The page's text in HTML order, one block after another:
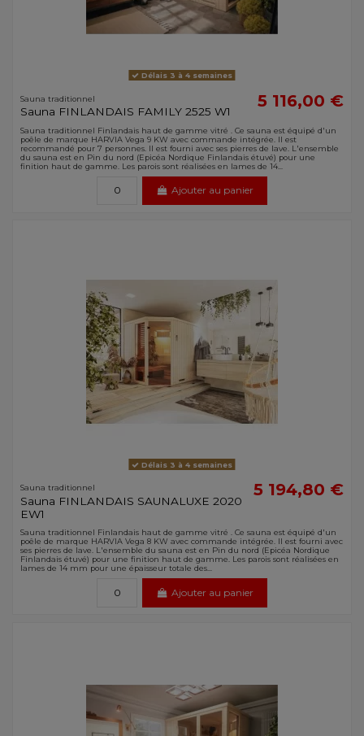
Délais 3 à 4 semaines
Sauna traditionnel
Sauna FINLANDAIS FAMILY 2525 W1
5 116,00 €
Sauna traditionnel Finlandais haut de gamme vitré . Ce sauna est équipé d'un
poêle de marque HARVIA Vega 9 KW avec commande intégrée. Il est
recommandé pour 7 personnes. Il est fourni avec ses pierres de lave. L'ensemble
du sauna est en Pin du nord (Epicéa Nordique Finlandais étuvé) pour une
finition haut de gamme. Les parois sont réalisées en lames de 14...
Ajouter au panier
Délais 3 à 4 semaines
Sauna traditionnel
Sauna FINLANDAIS SAUNALUXE 2020
EW1
5 194,80 €
Sauna traditionnel Finlandais haut de gamme vitré . Ce sauna est équipé d'un
poêle de marque HARVIA Vega 8 KW avec commande intégrée. Il est fourni avec
ses pierres de lave. L'ensemble du sauna est en Pin du nord (Epicéa Nordique
Finlandais étuvé) pour une finition haut de gamme. Les parois sont réalisées en
lames de 14 mm pour une épaisseur totale des...
Ajouter au panier